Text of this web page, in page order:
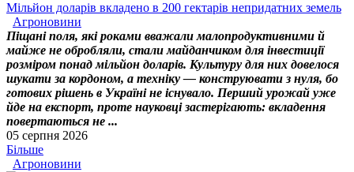
Мільйон доларів вкладено в 200 гектарів непридатних земель
Агроновини
Піщані поля, які роками вважали малопродуктивними й
майже не обробляли, стали майданчиком для інвестиції
розміром понад мільйон доларів. Культуру для них довелося
шукати за кордоном, а техніку — конструювати з нуля, бо
готових рішень в Україні не існувало. Перший урожай уже
йде на експорт, проте науковці застерігають: вкладення
повертаються не ...
05 серпня 2026
Більше
Агроновини